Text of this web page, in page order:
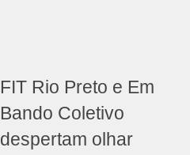
FIT Rio Preto e Em
Bando Coletivo
despertam olhar